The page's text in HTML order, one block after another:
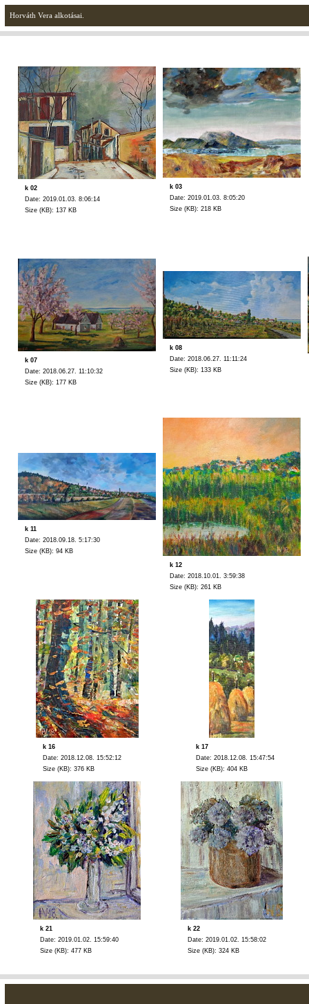
Horváth Vera alkotásai.
k 02
Date: 2019.01.03. 8:06:14
Size (KB): 137 KB
k 03
Date: 2019.01.03. 8:05:20
Size (KB): 218 KB
k 07
Date: 2018.06.27. 11:10:32
Size (KB): 177 KB
k 08
Date: 2018.06.27. 11:11:24
Size (KB): 133 KB
k 11
Date: 2018.09.18. 5:17:30
Size (KB): 94 KB
k 12
Date: 2018.10.01. 3:59:38
Size (KB): 261 KB
k 16
Date: 2018.12.08. 15:52:12
Size (KB): 376 KB
k 17
Date: 2018.12.08. 15:47:54
Size (KB): 404 KB
k 21
Date: 2019.01.02. 15:59:40
Size (KB): 477 KB
k 22
Date: 2019.01.02. 15:58:02
Size (KB): 324 KB